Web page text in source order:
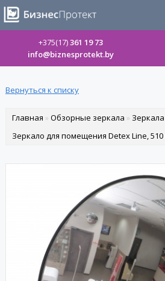
+375(17)361 19 73
info@biznesprotekt.by
Вернуться к списку
Главная » Обзорные зеркала »
Зеркало для помещения Detex Line,